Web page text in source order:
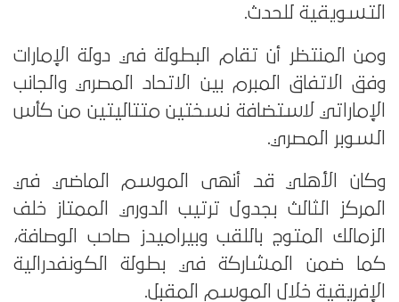
التسويقية للحدث.
ومن المنتظر أن تقام البطولة في دولة الإمارات
وفق الاتفاق المبرم بين الاتحاد المصري والجانب
الإماراتي لاستضافة نسختين متتاليتين من كأس
السوبر المصري.
وكان الأهلي قد أنهى الموسم الماضي في
المركز الثالث بجدول ترتيب الدوري الممتاز خلف
الزمالك المتوج باللقب وبيراميدز صاحب الوصافة،
كما ضمن المشاركة في بطولة الكونفدرالية
الإفريقية خلال الموسم المقبل.